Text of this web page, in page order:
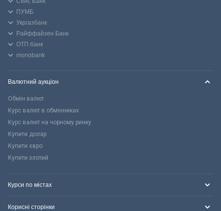
ПУМБ
Укргазбанк
Райффайзен Банк
ОТП банк
monobank
Валютний аукціон
Обмін валют
Курс валют в обмінниках
Курс валют на чорному ринку
Купити долар
Купити євро
Купити злотий
Курси по містах
Корисні сторінки